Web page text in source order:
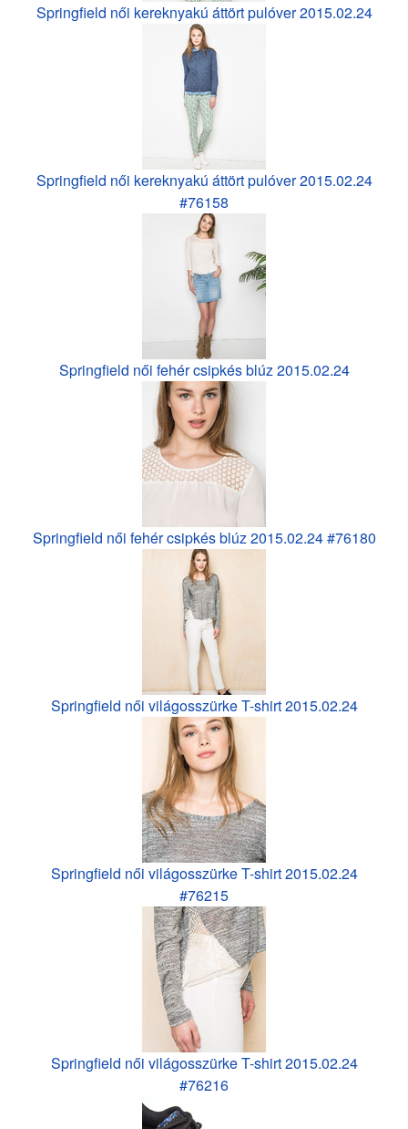
Springfield női kereknyakú áttört pulóver 2015.02.24
Springfield női kereknyakú áttört pulóver 2015.02.24
#76158
Springfield női fehér csipkés blúz 2015.02.24
Springfield női fehér csipkés blúz 2015.02.24 #76180
Springfield női világosszürke T-shirt 2015.02.24
Springfield női világosszürke T-shirt 2015.02.24
#76215
Springfield női világosszürke T-shirt 2015.02.24
#76216